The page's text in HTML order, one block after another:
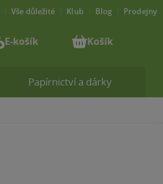
Papírnictví a dárky
Vše důležité Klub Blog Prodejny
E-košík Košík